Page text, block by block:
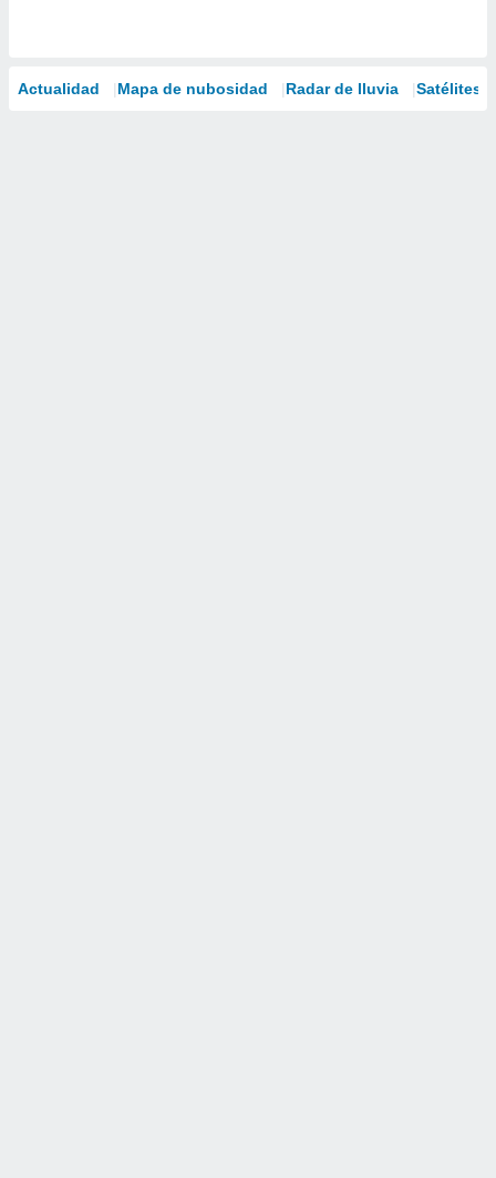
Actualidad Mapa de nubosidad Radar de lluvia Satélites